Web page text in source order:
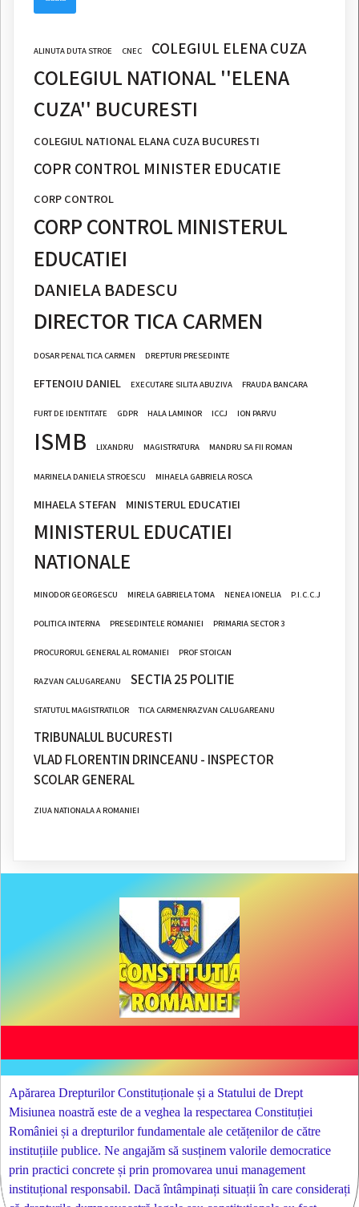
ALINUTA DUTA STROE CNEC COLEGIUL ELENA CUZA
COLEGIUL NATIONAL ''ELENA
CUZA'' BUCURESTI
COLEGIUL NATIONAL ELANA CUZA BUCURESTI
COPR CONTROL MINISTER EDUCATIE
CORP CONTROL
CORP CONTROL MINISTERUL
EDUCATIEI
DANIELA BADESCU
DIRECTOR TICA CARMEN
DOSAR PENAL TICA CARMEN DREPTURI PRESEDINTE
EFTENOIU DANIEL EXECUTARE SILITA ABUZIVA FRAUDA BANCARA
FURT DE IDENTITATE GDPR HALA LAMINOR ICCJ ION PARVU
ISMB LIXANDRU MAGISTRATURA MANDRU SA FII ROMAN
MARINELA DANIELA STROESCU MIHAELA GABRIELA ROSCA
MIHAELA STEFAN MINISTERUL EDUCATIEI
MINISTERUL EDUCATIEI
NATIONALE
MINODOR GEORGESCU MIRELA GABRIELA TOMA NENEA IONELIA P.I.C.C.J
POLITICA INTERNA PRESEDINTELE ROMANIEI PRIMARIA SECTOR 3
PROCURORUL GENERAL AL ROMANIEI PROF STOICAN
RAZVAN CALUGAREANU SECTIA 25 POLITIE
STATUTUL MAGISTRATILOR TICA CARMENRAZVAN CALUGAREANU
TRIBUNALUL BUCURESTI
VLAD FLORENTIN DRINCEANU - INSPECTOR
SCOLAR GENERAL
ZIUA NATIONALA A ROMANIEI
Apărarea Drepturilor Constituționale și a Statului de Drept
Misiunea noastră este de a veghea la respectarea Constituției
României și a drepturilor fundamentale ale cetățenilor de către
instituțiile publice. Ne angajăm să susținem valorile democratice
prin practici concrete și prin promovarea unui management
instituțional responsabil. Dacă întâmpinați situații în care considerați